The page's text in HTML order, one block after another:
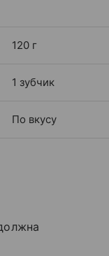
120 г
1 зубчик
По вкусу